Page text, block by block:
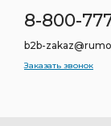
8-800-
b2b-
Заказать звонок